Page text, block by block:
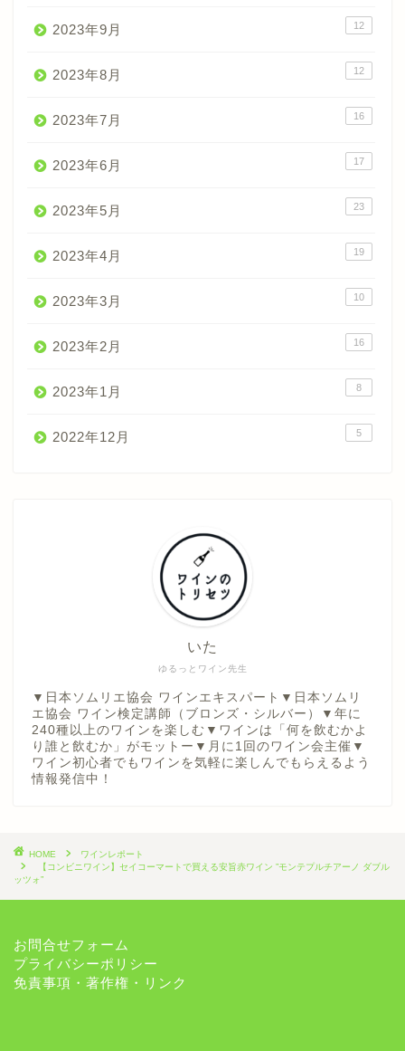
2023年9月 12
2023年8月 12
2023年7月 16
2023年6月 17
2023年5月 23
2023年4月 19
2023年3月 10
2023年2月 16
2023年1月 8
2022年12月 5
ゆるっとワイン先生
いた
▼日本ソムリエ協会 ワインエキスパート▼日本ソムリ
エ協会 ワイン検定講師（ブロンズ・シルバー）▼年に
240種以上のワインを楽しむ▼ワインは「何を飲むかよ
り誰と飲むか」がモットー▼月に1回のワイン会主催▼
ワイン初心者でもワインを気軽に楽しんでもらえるよう
情報発信中！
HOME
ワインレポート
【コンビニワイン】セイコーマートで買える安旨赤ワイン ”モンテプルチアーノ ダブル
ッツォ”
お問合せフォーム
プライバシーポリシー
免責事項・著作権・リンク